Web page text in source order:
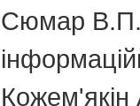
Сюмар В.П.
Кожем'якін